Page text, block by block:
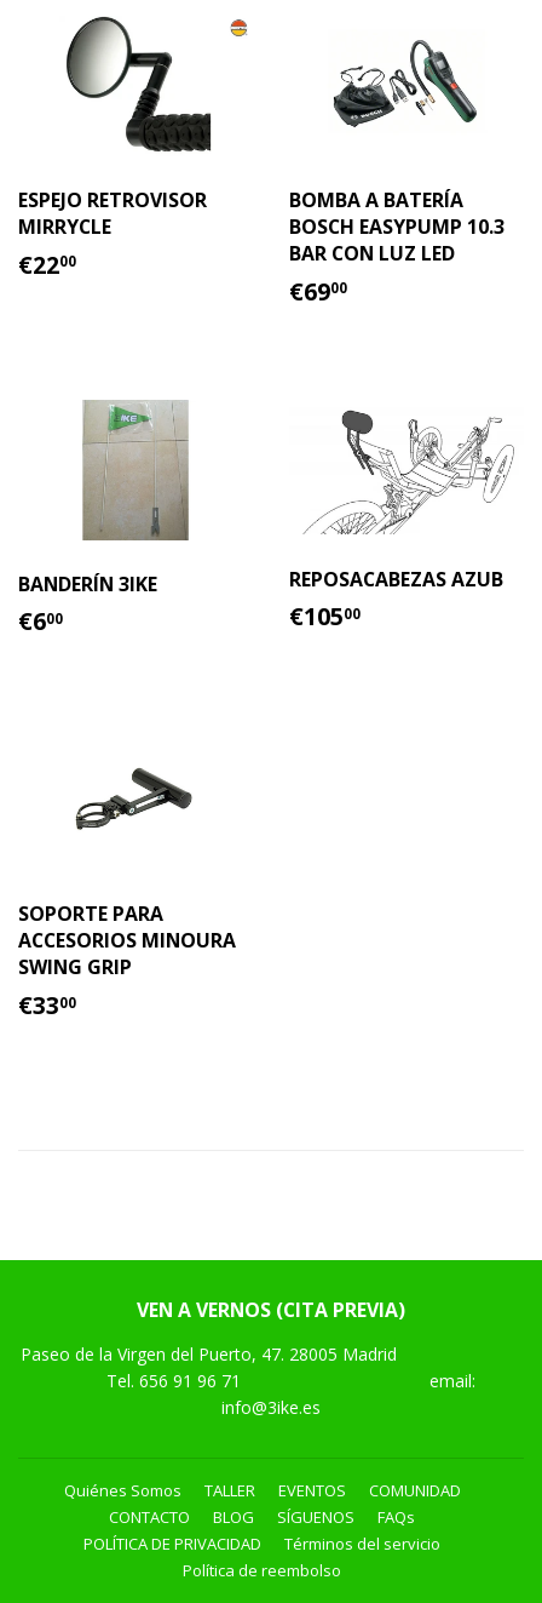
ESPEJO RETROVISOR
MIRRYCLE
PRECIO
€2200
BOMBA A BATERÍA
BOSCH EASYPUMP 10.3
BAR CON LUZ LED
PRECIO
€6900
BANDERÍN 3IKE
PRECIO
€600
REPOSACABEZAS AZUB
PRECIO
€10500
SOPORTE PARA
ACCESORIOS MINOURA
SWING GRIP
PRECIO
€3300
VEN A VERNOS (CITA PREVIA)
Paseo de la Virgen del Puerto, 47. 28005 Madrid
Tel. 656 91 96 71
email:
info@3ike.es
Quiénes Somos TALLER EVENTOS
COMUNIDAD
CONTACTO
BLOG SÍGUENOS
FAQs
POLÍTICA DE PRIVACIDAD
Términos del servicio
Política de reembolso